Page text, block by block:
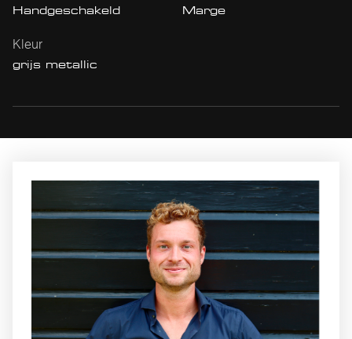
Handgeschakeld Marge
Kleur
grijs metallic